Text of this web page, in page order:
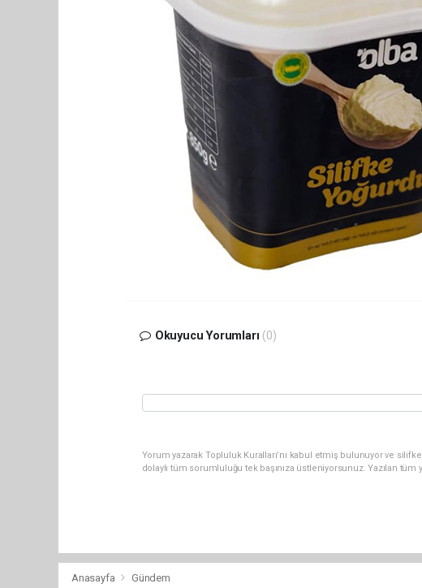
Okuyucu Yorumları (0)
Yorum yazarak Topluluk Kuralları’nı kabul etmiş bulunuyor ve
dolaylı tüm sorumluluğu tek başınıza üstleniyorsunuz. Yazılan
Anasayfa Gündem